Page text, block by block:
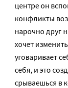
центре он
конфликты
нарочно друг
хочет
уговаривает
себя, и это
срываешься в